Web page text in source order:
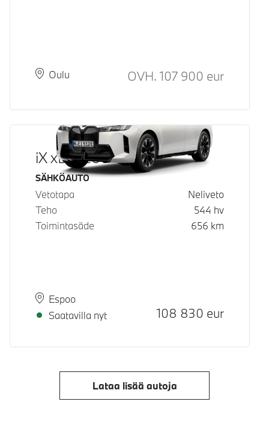
Paikkakunta
Oulu
Toimitusaika Hinta
OVH. 107 900 eur
iX xDrive60
Käyttövoima
SÄHKÖAUTO
Vetotapa
Neliveto
Teho
544 hv
Toimintasäde
656 km
Paikkakunta
Espoo
Toimitusaika
Saatavilla nyt
Hinta
108 830 eur
Lataa lisää autoja